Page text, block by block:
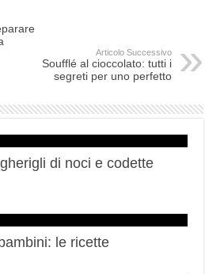
Articolo Successivo
Soufflé al cioccolato: tutti i
segreti per uno perfetto
di noci e codette
le ricette